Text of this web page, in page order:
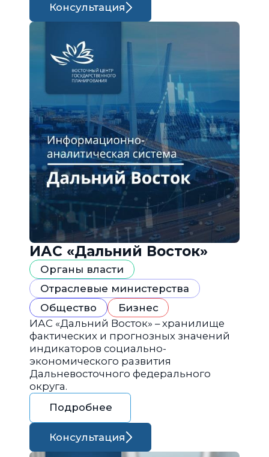
Консультация
ИАС «Дальний Восток»
Органы власти
Отраслевые министерства
Общество
Бизнес
ИАС «Дальний Восток» – хранилище
фактических и прогнозных значений
индикаторов социально-
экономического развития
Дальневосточного федерального
округа.
Подробнее
Консультация